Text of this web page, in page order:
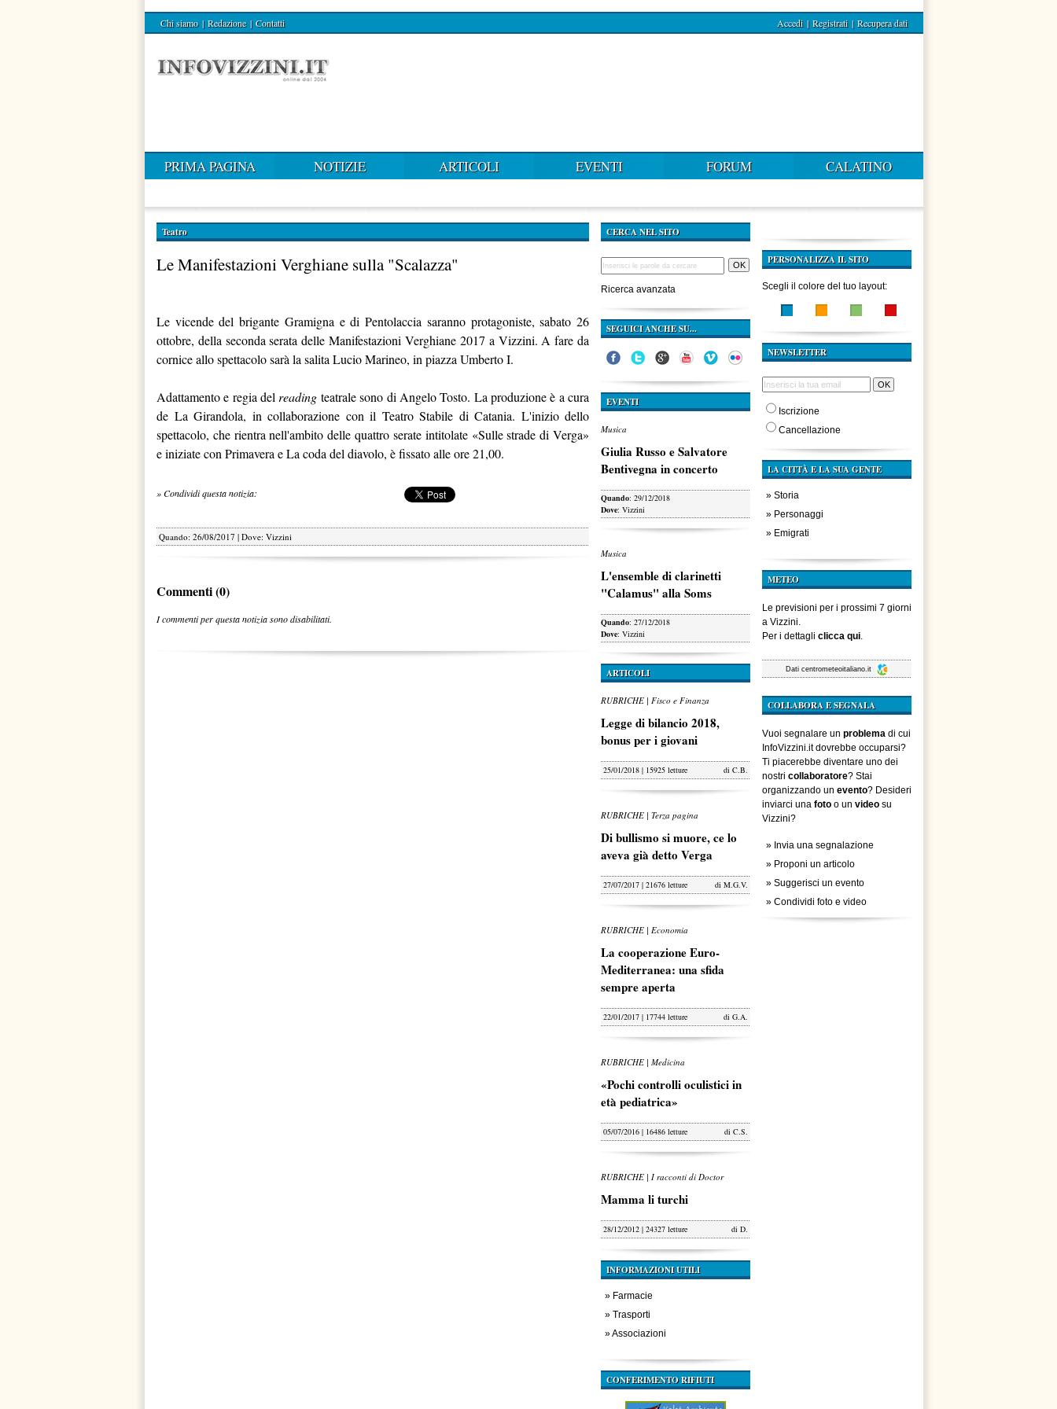
Chi siamo | Redazione | Contatti Accedi | Registrati | Recupera dati
PRIMA PAGINA NOTIZIE ARTICOLI EVENTI FORUM CALATINO
Teatro
Le Manifestazioni Verghiane sulla "Scalazza"
Le vicende del brigante Gramigna e di Pentolaccia saranno protagoniste, sabato 26
ottobre, della seconda serata delle Manifestazioni Verghiane 2017 a Vizzini. A fare da
cornice allo spettacolo sarà la salita Lucio Marineo, in piazza Umberto I.
Adattamento e regia del reading teatrale sono di Angelo Tosto. La produzione è a cura
de La Girandola, in collaborazione con il Teatro Stabile di Catania. L'inizio dello
spettacolo, che rientra nell'ambito delle quattro serate intitolate «Sulle strade di Verga»
e iniziate con Primavera e La coda del diavolo, è fissato alle ore 21,00.
» Condividi questa notizia:
Quando: 26/08/2017 | Dove: Vizzini
Commenti (0)
I commenti per questa notizia sono disabilitati.
CERCA NEL SITO
Ricerca avanzata
SEGUICI ANCHE SU...
EVENTI
Musica
Giulia Russo e Salvatore
Bentivegna in concerto
Quando: 29/12/2018
Dove: Vizzini
Musica
L'ensemble di clarinetti
"Calamus" alla Soms
Quando: 27/12/2018
Dove: Vizzini
ARTICOLI
RUBRICHE | Fisco e Finanza
Legge di bilancio 2018,
bonus per i giovani
25/01/2018 | 15925 letture di C.B.
RUBRICHE | Terza pagina
Di bullismo si muore, ce lo
aveva già detto Verga
27/07/2017 | 21676 letture di M.G.V.
RUBRICHE | Economia
La cooperazione Euro-
Mediterranea: una sfida
sempre aperta
22/01/2017 | 17744 letture di G.A.
RUBRICHE | Medicina
«Pochi controlli oculistici in
età pediatrica»
05/07/2016 | 16486 letture di C.S.
RUBRICHE | I racconti di Doctor
Mamma li turchi
28/12/2012 | 24327 letture di D.
INFORMAZIONI UTILI
» Farmacie
» Trasporti
»Associazioni
CONFERIMENTO RIFIUTI
PERSONALIZZA IL SITO
Scegli il colore del tuo layout:
NEWSLETTER
Iscrizione
Cancellazione
LA CITTÀ E LA SUA GENTE
» Storia
» Personaggi
» Emigrati
METEO
Le previsioni per i prossimi 7 giorni
a Vizzini.
Per i dettagli clicca qui.
Dati centrometeoitaliano.it
COLLABORA E SEGNALA
Vuoi segnalare un problema di cui
InfoVizzini.it dovrebbe occuparsi?
Ti piacerebbe diventare uno dei
nostri collaboratore? Stai
organizzando un evento? Desideri
inviarci una foto o un video su
Vizzini?
» Invia una segnalazione
» Proponi un articolo
» Suggerisci un evento
» Condividi foto e video